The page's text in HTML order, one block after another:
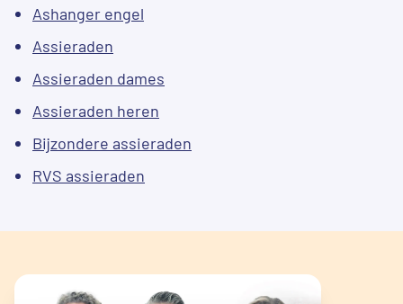
Ashanger engel
Assieraden
Assieraden dames
Assieraden heren
Bijzondere assieraden
RVS assieraden